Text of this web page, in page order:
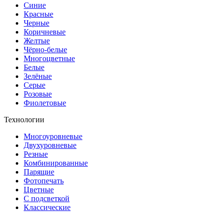
Синие
Красные
Черные
Коричневые
Желтые
Чёрно-белые
Многоцветные
Белые
Зелёные
Серые
Розовые
Фиолетовые
Технологии
Многоуровневые
Двухуровневые
Резные
Комбинированные
Парящие
Фотопечать
Цветные
С подсветкой
Классические